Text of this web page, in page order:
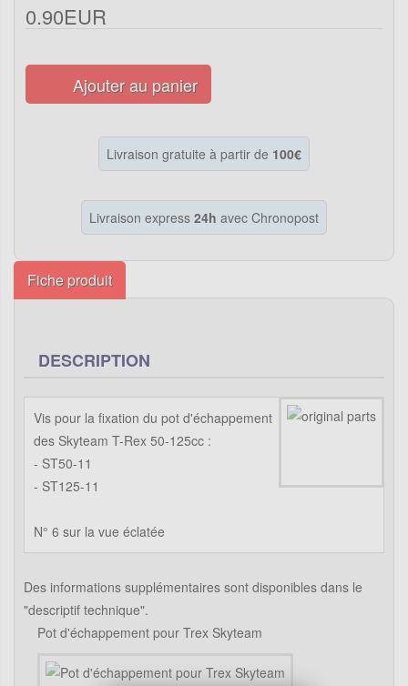
0.90EUR
Ajouter au panier
Livraison gratuite à partir de 100€
Livraison express 24h avec Chronopost
Fiche produit
DESCRIPTION
Vis pour la fixation du pot d'échappement
des Skyteam T-Rex 50-125cc :
- ST50-11
- ST125-11
N° 6 sur la vue éclatée
Des informations supplémentaires sont disponibles dans le
"descriptif technique".
Pot d'échappement pour Trex Skyteam